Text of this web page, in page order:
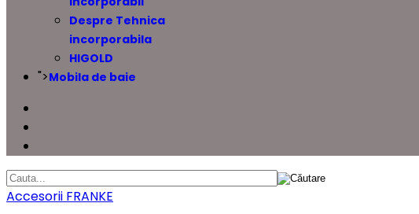
Despre Tehnica
incorporabila
HIGOLD
">Mobila de baie
Accesorii FRANKE